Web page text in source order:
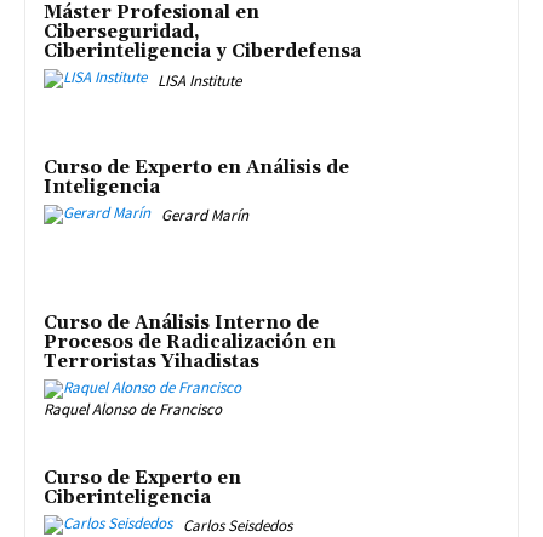
Máster Profesional en
Ciberseguridad,
Ciberinteligencia y Ciberdefensa
LISA Institute
Curso de Experto en Análisis de
Inteligencia
Gerard Marín
Curso de Análisis Interno de
Procesos de Radicalización en
Terroristas Yihadistas
Raquel Alonso de Francisco
Curso de Experto en
Ciberinteligencia
Carlos Seisdedos